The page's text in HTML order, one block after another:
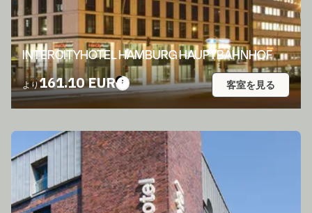
INTERCITYHOTEL HAMBURG HAUPTBAHNHOF
より161.10 EUR 客室を見る